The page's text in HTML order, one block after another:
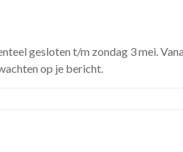
gesloten t/m zondag 3 mei.
op je bericht.